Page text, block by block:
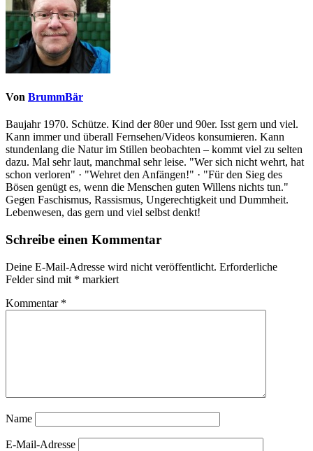
Von BrummBär
Baujahr 1970. Schütze. Kind der 80er und 90er. Isst gern und viel.
Kann immer und überall Fernsehen/Videos konsumieren. Kann
stundenlang die Natur im Stillen beobachten – kommt viel zu selten
dazu. Mal sehr laut, manchmal sehr leise. "Wer sich nicht wehrt, hat
schon verloren" · "Wehret den Anfängen!" · "Für den Sieg des
Bösen genügt es, wenn die Menschen guten Willens nichts tun."
Gegen Faschismus, Rassismus, Ungerechtigkeit und Dummheit.
Lebenwesen, das gern und viel selbst denkt!
Schreibe einen Kommentar
Deine E-Mail-Adresse wird nicht veröffentlicht. Erforderliche
Felder sind mit * markiert
Kommentar *
Name
E-Mail-Adresse